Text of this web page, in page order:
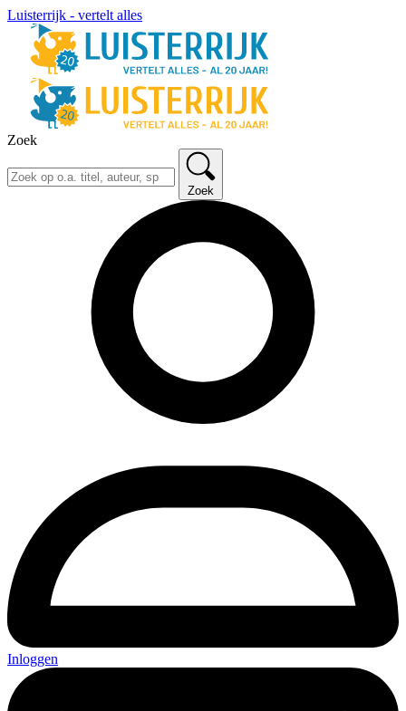
Luisterrijk - vertelt alles
Zoek
Zoek
Inloggen